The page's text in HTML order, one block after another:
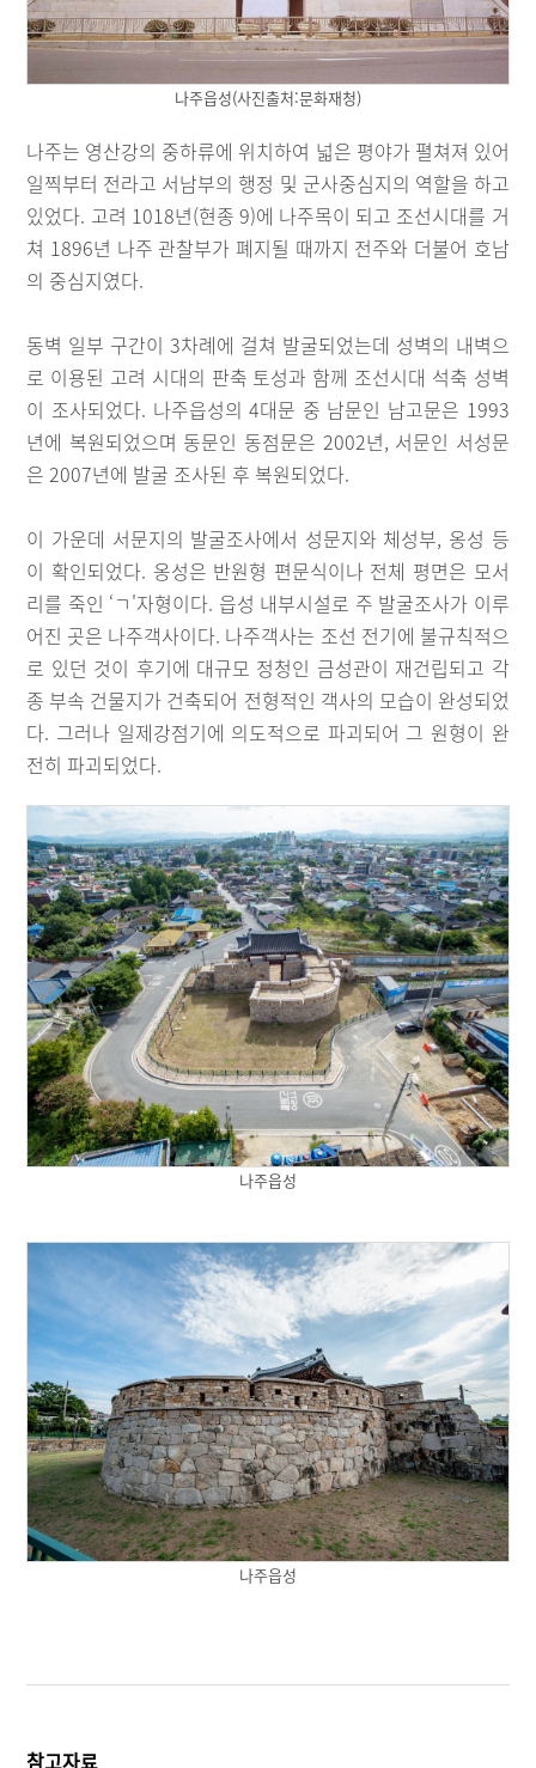
나주읍성(사진출처:문화재청)
나주는 영산강의 중하류에 위치하여 넓은 평야가 펼쳐져 있어
일찍부터 전라고 서남부의 행정 및 군사중심지의 역할을 하고
있었다. 고려 1018년(현종 9)에 나주목이 되고 조선시대를 거
쳐 1896년 나주 관찰부가 폐지될 때까지 전주와 더불어 호남
의 중심지였다.
동벽 일부 구간이 3차례에 걸쳐 발굴되었는데 성벽의 내벽으
로 이용된 고려 시대의 판축 토성과 함께 조선시대 석축 성벽
이 조사되었다. 나주읍성의 4대문 중 남문인 남고문은 1993
년에 복원되었으며 동문인 동점문은 2002년, 서문인 서성문
은 2007년에 발굴 조사된 후 복원되었다.
이 가운데 서문지의 발굴조사에서 성문지와 체성부, 옹성 등
이 확인되었다. 옹성은 반원형 편문식이나 전체 평면은 모서
리를 죽인 ‘ㄱ'자형이다. 읍성 내부시설로 주 발굴조사가 이루
어진 곳은 나주객사이다. 나주객사는 조선 전기에 불규칙적으
로 있던 것이 후기에 대규모 정청인 금성관이 재건립되고 각
종 부속 건물지가 건축되어 전형적인 객사의 모습이 완성되었
다. 그러나 일제강점기에 의도적으로 파괴되어 그 원형이 완
전히 파괴되었다.
나주읍성
나주읍성
참고자료